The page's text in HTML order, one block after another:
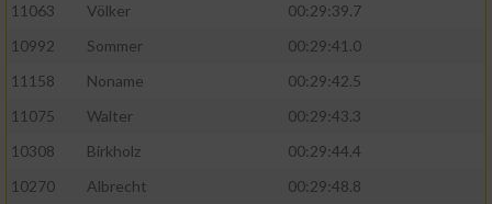
11063
Völker
00:29:39.7
10992
Sommer
00:29:41.0
11158
Noname
00:29:42.5
11075
Walter
00:29:43.3
10308
Birkholz
00:29:44.4
10270
Albrecht
00:29:48.8